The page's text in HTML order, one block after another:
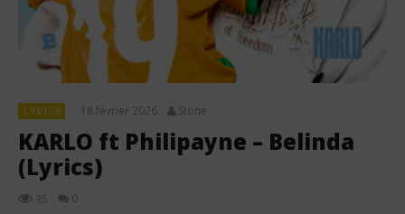
LYRICS 18 février 2026 Stone
KARLO ft Philipayne – Belinda
(Lyrics)
35 0